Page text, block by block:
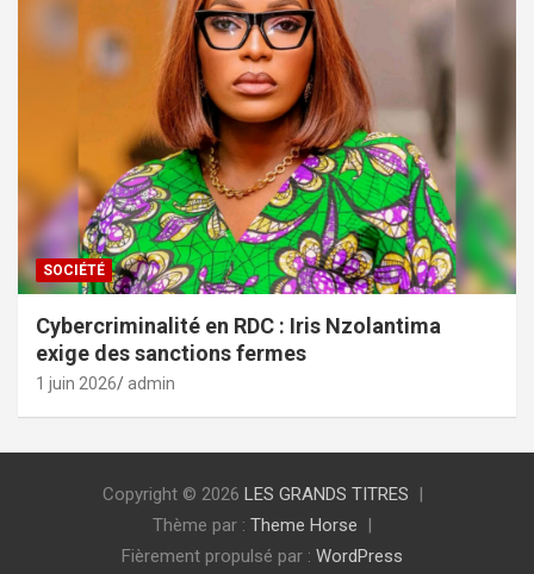
SOCIÉTÉ
Cybercriminalité en RDC : Iris Nzolantima
exige des sanctions fermes
1 juin 2026 admin
Copyright © 2026 LES GRANDS TITRES
Thème par : Theme Horse
Fièrement propulsé par : WordPress